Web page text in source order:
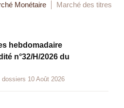
Monétaire Marché des titres
hebdomadaire
n°32/H/2026 du
10 Août 2026